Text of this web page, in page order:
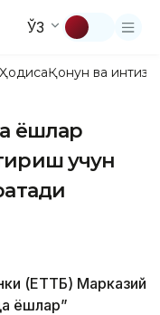
ЎЗ
ҲодисаҚонун ва
ёшлар
учун
(ЕТТБ) Марказий
ёшлар”